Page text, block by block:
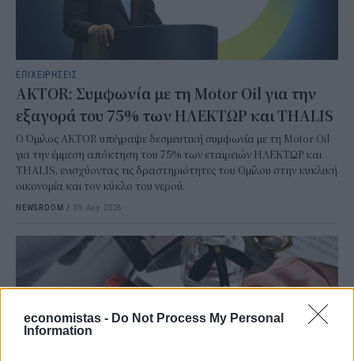
economistas - Do Not Process My Personal
Information
ΕΠΙΧΕΙΡΗΣΕΙΣ
AKTOR: Συμφωνία με τη Motor Oil για την
εξαγορά του 75% των ΗΛΕΚΤΩΡ και THALIS
Ο Όμιλος AKTOR υπέγραψε δεσμευτική συμφωνία με τη Motor Oil
για την έμμεση απόκτηση του 75% των εταιρειών ΗΛΕΚΤΩΡ και
THALIS, ενισχύοντας τις δραστηριότητες του Ομίλου στην κυκλική
οικονομία και τον κύκλο του νερού.
NEWSROOM / 05 Αυγ 2026